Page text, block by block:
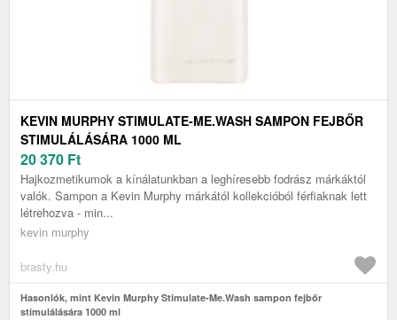
KEVIN MURPHY STIMULATE-ME.WASH SAMPON FEJBŐR
STIMULÁLÁSÁRA 1000 ML
20 370 Ft
Hajkozmetikumok a kínálatunkban a leghíresebb fodrász márkáktól
valók. Sampon a Kevin Murphy márkától kollekcióból férfiaknak lett
létrehozva - min...
kevin murphy
brasty.hu
Hasonlók, mint Kevin Murphy Stimulate-Me.Wash sampon fejbőr
stimulálására 1000 ml